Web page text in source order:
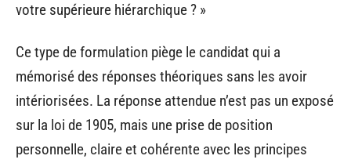
votre supérieure hiérarchique ? »
Ce type de formulation piège le candidat qui a
mémorisé des réponses théoriques sans les avoir
intériorisées. La réponse attendue n’est pas un exposé
sur la loi de 1905, mais une prise de position
personnelle, claire et cohérente avec les principes